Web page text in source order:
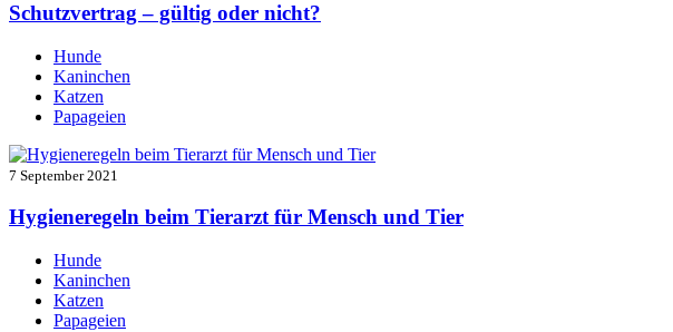
Schutzvertrag – gültig oder nicht?
Hunde
Kaninchen
Katzen
Papageien
7 September 2021
Hygieneregeln beim Tierarzt für Mensch und Tier
Hunde
Kaninchen
Katzen
Papageien